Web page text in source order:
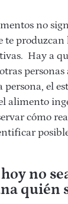
no
te produzcan
Hay a
personas
persona, el
alimento
cómo
no
quién